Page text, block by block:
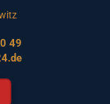
49